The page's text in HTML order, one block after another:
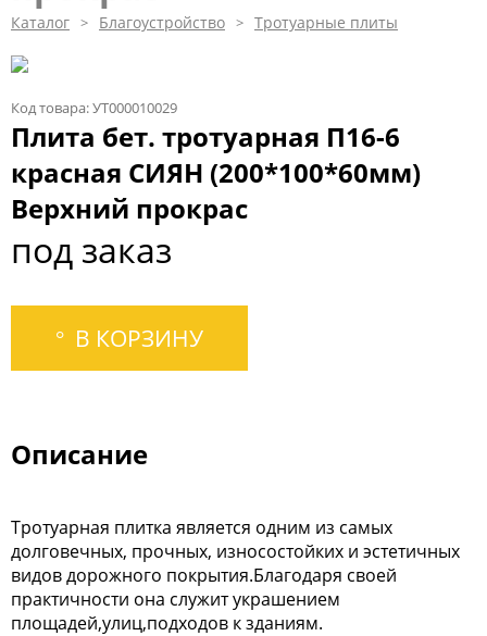
Каталог Благоустройство Тротуарные плиты
Код товара: УТ000010029
Плита бет. тротуарная П16-6
красная СИЯН (200*100*60мм)
Верхний прокрас
под заказ
В КОРЗИНУ
Описание
Тротуарная плитка является одним из самых
долговечных, прочных, износостойких и эстетичных
видов дорожного покрытия.Благодаря своей
практичности она служит украшением
площадей,улиц,подходов к зданиям.